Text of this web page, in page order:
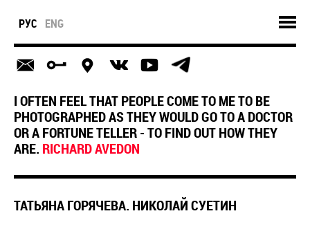
РУС ENG
I OFTEN FEEL THAT PEOPLE COME TO ME TO BE
PHOTOGRAPHED AS THEY WOULD GO TO A DOCTOR
OR A FORTUNE TELLER - TO FIND OUT HOW THEY
ARE. RICHARD AVEDON
ТАТЬЯНА ГОРЯЧЕВА. НИКОЛАЙ СУЕТИН